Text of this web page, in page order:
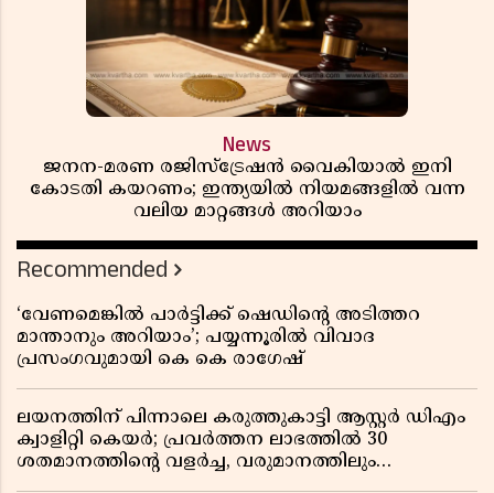
News
ജനന-മരണ രജിസ്ട്രേഷൻ വൈകിയാൽ ഇനി
കോടതി കയറണം; ഇന്ത്യയിൽ നിയമങ്ങളിൽ വന്ന
വലിയ മാറ്റങ്ങൾ അറിയാം
Recommended
‘വേണമെങ്കിൽ പാർട്ടിക്ക് ഷെഡിൻ്റെ അടിത്തറ
മാന്താനും അറിയാം’; പയ്യന്നൂരിൽ വിവാദ
പ്രസംഗവുമായി കെ കെ രാഗേഷ്
ലയനത്തിന് പിന്നാലെ കരുത്തുകാട്ടി ആസ്റ്റർ ഡിഎം
ക്വാളിറ്റി കെയർ; പ്രവർത്തന ലാഭത്തിൽ 30
ശതമാനത്തിൻ്റെ വളർച്ച, വരുമാനത്തിലും